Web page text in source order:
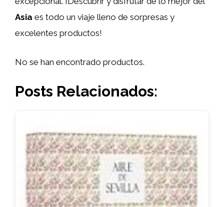
Asia es todo un viaje lleno de sorpresas y
excelentes productos!
No se han encontrado productos.
Posts Relacionados: